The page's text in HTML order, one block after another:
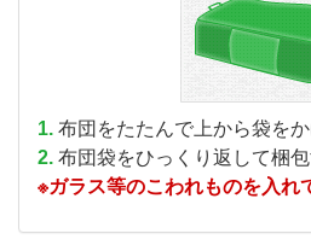
1. 布団をたたんで上から袋を
2. 布団袋をひっくり返して梱
※ガラス等のこわれものを入れ